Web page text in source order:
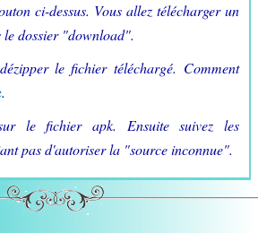
ci-dessus. Vous allez télécharger un
dossier "download".
le fichier téléchargé. Comment
.
le fichier apk. Ensuite suivez les
pas d'autoriser la "source inconnue".